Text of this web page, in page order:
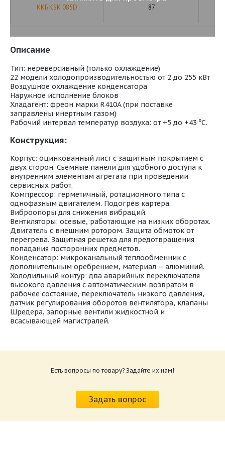
ККБ KSK 085D 87
Описание
Тип: нереверсивный (только охлаждение)
22 модели холодопроизводительностью от 2 до 255 кВт
Воздушное охлаждение конденсатора
Наружное исполнение блоков
Хладагент: фреон марки R410A (при поставке
заправлены инертным газом)
Рабочий интервал температур воздуха: от +5 до +43 ⁰С.
Конструкция:
Корпус: оцинкованный лист с защитным покрытием с
двух сторон. Съемные панели для удобного доступа к
внутренним элементам агрегата при проведении
сервисных работ.
Компрессор: герметичный, ротационного типа с
однофазным двигателем. Подогрев картера.
Виброопоры для снижения вибраций.
Вентиляторы: осевые, работающие на низких оборотах.
Двигатель с внешним ротором. Защита обмоток от
перегрева. Защитная решетка для предотвращения
попадания посторонних предметов.
Конденсатор: микроканальный теплообменник с
дополнительным оребрением, материал – алюминий.
Холодильный контур: два аварийных переключателя
высокого давления с автоматическим возвратом в
рабочее состояние, переключатель низкого давления,
датчик регулирования оборотов вентилятора, клапаны
Шредера, запорные вентили жидкостной и
всасывающей магистралей.
Размер: 8.64 M
Есть вопросы по товару? Задайте их нам!
Задать вопрос